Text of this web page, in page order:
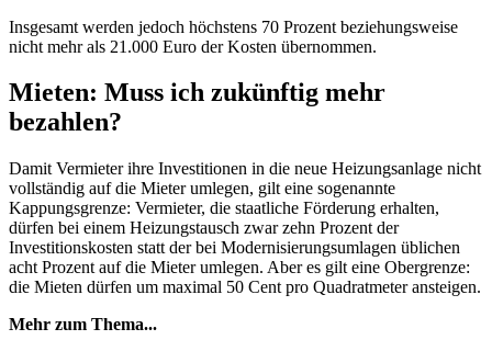
Insgesamt werden jedoch höchstens 70 Prozent beziehungsweise
nicht mehr als 21.000 Euro der Kosten übernommen.
Mieten: Muss ich zukünftig mehr
bezahlen?
Damit Vermieter ihre Investitionen in die neue Heizungsanlage nicht
vollständig auf die Mieter umlegen, gilt eine sogenannte
Kappungsgrenze: Vermieter, die staatliche Förderung erhalten,
dürfen bei einem Heizungstausch zwar zehn Prozent der
Investitionskosten statt der bei Modernisierungsumlagen üblichen
acht Prozent auf die Mieter umlegen. Aber es gilt eine Obergrenze:
die Mieten dürfen um maximal 50 Cent pro Quadratmeter ansteigen.
Mehr zum Thema...